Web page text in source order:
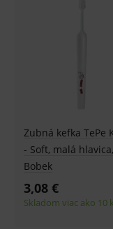
Zubná kefka TePe
- Soft, malá
Bobek
3,08 €
Skladom viac ako 10